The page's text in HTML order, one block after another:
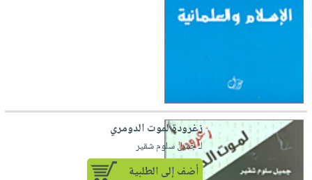
زغرودة لموت الدومري
لـ جميل سلوم شقير
أضف إلى الطلبية